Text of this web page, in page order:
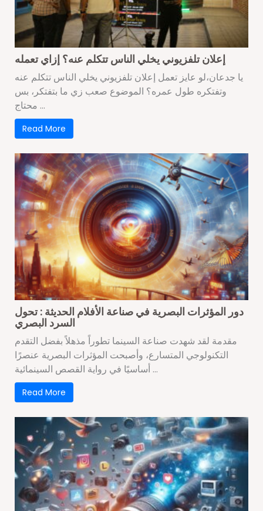
إعلان تلفزيوني يخلي الناس تتكلم عنه؟ إزاي تعمله
يا جدعان،لو عايز تعمل إعلان تلفزيوني يخلي الناس تتكلم عنه
وتفتكره طول عمره؟ الموضوع صعب زي ما بتفتكر، بس
محتاج ...
Read More
دور المؤثرات البصرية في صناعة الأفلام الحديثة : تحول
السرد البصري
مقدمة لقد شهدت صناعة السينما تطوراً مذهلاً بفضل التقدم
التكنولوجي المتسارع، وأصبحت المؤثرات البصرية عنصرًا
أساسيًا في رواية القصص السينمائية ...
Read More